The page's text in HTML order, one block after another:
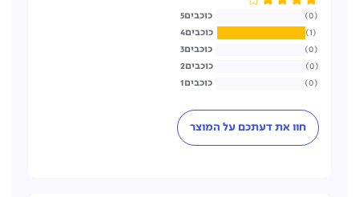
5 0
4 1
3 0
2 0
1 0
חוו את דעתכם על המוצר